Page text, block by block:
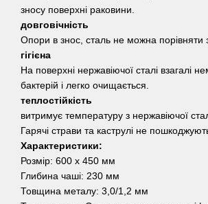
зносу поверхні раковини.
довговічність
Опори в знос, сталь не можна порівняти
гігієна
На поверхні нержавіючої сталі взагалі
бактерій і легко очищається.
теплостійкість
витримує температуру з нержавіючої
Гарячі страви та каструлі не
Характеристики:
Розмір: 600 х 450 мм
Глибина чаші: 230 мм
Товщина металу: 3,0/1,2 мм